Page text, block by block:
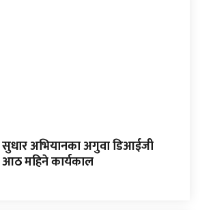
सुधार अभियानका अगुवा डिआईजी
आठ महिने कार्यकाल